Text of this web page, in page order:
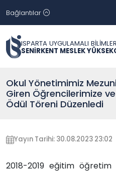
Bağlantılar
ISPARTA UYGULAMALI
SENİRKENT MESLEK
Okul Yönetimimiz
Giren Öğrencilerimize
Ödül Töreni Düzenledi
Yayın Tarihi: 30.08.2023 23:02
2018-2019 eğitim öğretim